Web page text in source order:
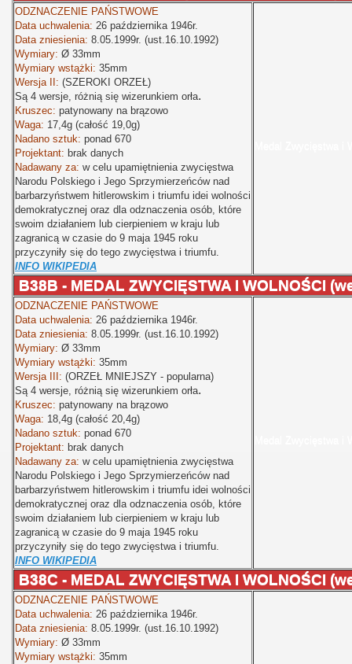
ODZNACZENIE PAŃSTWOWE
Data uchwalenia: 26 października 1946r.
Data zniesienia: 8.05.1999r. (ust.16.10.1992)
Wymiary: Ø 33mm
Wymiary wstążki: 35mm
Wersja II: (SZEROKI ORZEŁ)
Są 4 wersje, różnią się wizerunkiem orła.
Kruszec: patynowany na brązowo
Waga: 17,4g (całość 19,0g)
Nadano sztuk: ponad 670
Projektant: brak danych
Nadawany za: w celu upamiętnienia zwycięstwa
Narodu Polskiego i Jego Sprzymierzeńców nad
barbarzyństwem hitlerowskim i triumfu idei wolności
demokratycznej oraz dla odznaczenia osób, które
swoim działaniem lub cierpieniem w kraju lub
zagranicą w czasie do 9 maja 1945 roku
przyczyniły się do tego zwycięstwa i triumfu.
INFO WIKIPEDIA
B38B - MEDAL ZWYCIĘSTWA I WOLNOŚCI
ODZNACZENIE PAŃSTWOWE
Data uchwalenia: 26 października 1946r.
Data zniesienia: 8.05.1999r. (ust.16.10.1992)
Wymiary: Ø 33mm
Wymiary wstążki: 35mm
Wersja III: (ORZEŁ MNIEJSZY - popularna)
Są 4 wersje, różnią się wizerunkiem orła.
Kruszec: patynowany na brązowo
Waga: 18,4g (całość 20,4g)
Nadano sztuk: ponad 670
Projektant: brak danych
Nadawany za: w celu upamiętnienia zwycięstwa
Narodu Polskiego i Jego Sprzymierzeńców nad
barbarzyństwem hitlerowskim i triumfu idei wolności
demokratycznej oraz dla odznaczenia osób, które
swoim działaniem lub cierpieniem w kraju lub
zagranicą w czasie do 9 maja 1945 roku
przyczyniły się do tego zwycięstwa i triumfu.
INFO WIKIPEDIA
B38C - MEDAL ZWYCIĘSTWA I WOLNOŚCI
ODZNACZENIE PAŃSTWOWE
Data uchwalenia: 26 października 1946r.
Data zniesienia: 8.05.1999r. (ust.16.10.1992)
Wymiary: Ø 33mm
Wymiary wstążki: 35mm